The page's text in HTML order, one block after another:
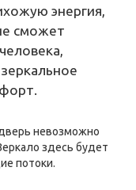
энергия,
сможет
невозможно
здесь будет
потоки.